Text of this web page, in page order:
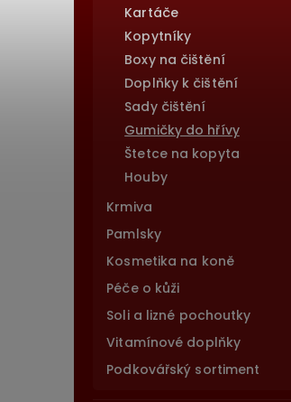
Kartáče
Kopytníky
Boxy na čištění
Doplňky k čištění
Sady čištění
Gumičky do hřívy
Štetce na kopyta
Houby
Krmiva
Pamlsky
Kosmetika na koně
Péče o kůži
Soli a lizné pochoutky
Vitamínové doplňky
Podkovářský sortiment